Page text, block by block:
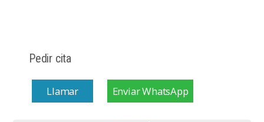
Pedir cita
Llamar Enviar WhatsApp